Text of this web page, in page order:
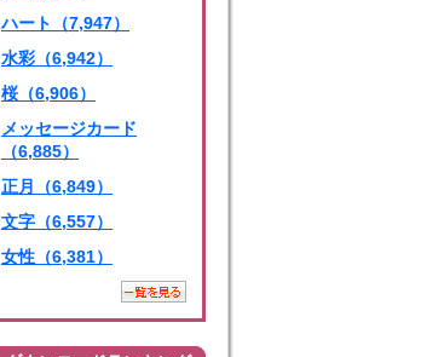
ハート（7,947）
水彩（6,942）
桜（6,906）
メッセージカード
（6,885）
正月（6,849）
文字（6,557）
女性（6,381）